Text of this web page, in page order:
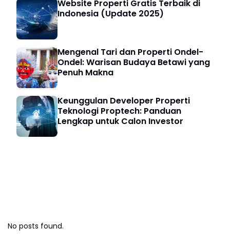
Website Properti Gratis Terbaik di
Indonesia (Update 2025)
Mengenal Tari dan Properti Ondel-
Ondel: Warisan Budaya Betawi yang
Penuh Makna
Keunggulan Developer Properti
Teknologi Proptech: Panduan
Lengkap untuk Calon Investor
No posts found.